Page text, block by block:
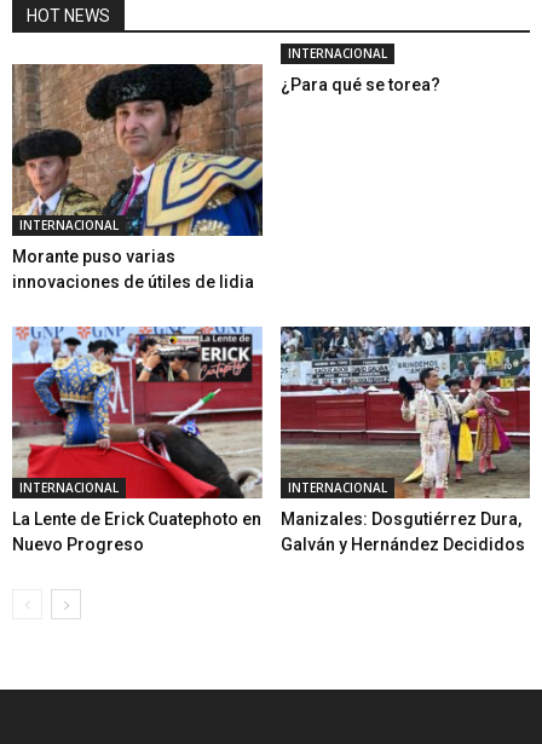
HOT NEWS
INTERNACIONAL
Morante puso varias
innovaciones de útiles de lidia
INTERNACIONAL
¿Para qué se torea?
INTERNACIONAL
La Lente de Erick Cuatephoto en
Nuevo Progreso
INTERNACIONAL
Manizales: Dosgutiérrez Dura,
Galván y Hernández Decididos